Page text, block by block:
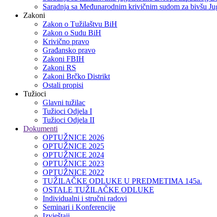
Saradnja sa Međunarodnim krivičnim sudom za bivšu
Zakoni
Zakon o Тužilaštvu BiH
Zakon o Sudu BiH
Krivično pravo
Građansko pravo
Zakoni FBIH
Zakoni RS
Zakoni Brčko Distrikt
Ostali propisi
Tužioci
Glavni tužilac
Tužioci Odjela I
Tužioci Odjela II
Dokumenti
OPTUŽNICE 2026
OPTUŽNICE 2025
OPTUŽNICE 2024
OPTUŽNICE 2023
OPTUŽNICE 2022
TUŽILAČKE ODLUKE U PREDMETIMA 145a.
OSTALE TUŽILAČKE ODLUKE
Individualni i stručni radovi
Seminari i Konferencije